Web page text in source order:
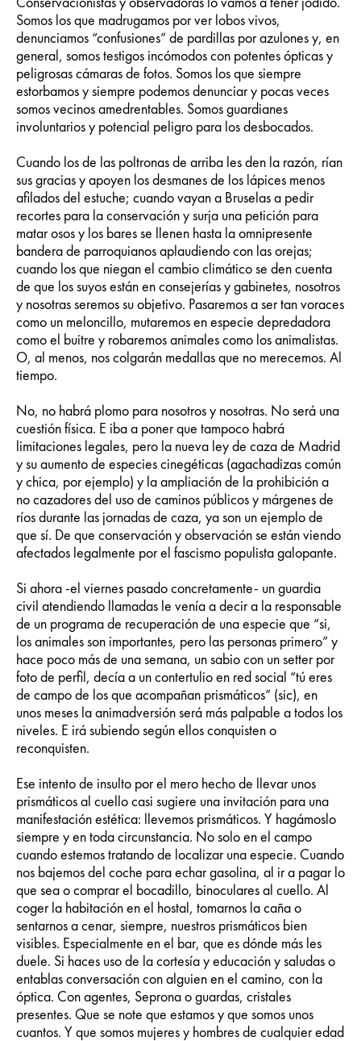
Conservacionistas y observadoras lo vamos a tener jodido.
Somos los que madrugamos por ver lobos vivos,
denunciamos “confusiones” de pardillas por azulones y, en
general, somos testigos incómodos con potentes ópticas y
peligrosas cámaras de fotos. Somos los que siempre
estorbamos y siempre podemos denunciar y pocas veces
somos vecinos amedrentables. Somos guardianes
involuntarios y potencial peligro para los desbocados.
Cuando los de las poltronas de arriba les den la razón, rían
sus gracias y apoyen los desmanes de los lápices menos
afilados del estuche; cuando vayan a Bruselas a pedir
recortes para la conservación y surja una petición para
matar osos y los bares se llenen hasta la omnipresente
bandera de parroquianos aplaudiendo con las orejas;
cuando los que niegan el cambio climático se den cuenta
de que los suyos están en consejerías y gabinetes, nosotros
y nosotras seremos su objetivo. Pasaremos a ser tan voraces
como un meloncillo, mutaremos en especie depredadora
como el buitre y robaremos animales como los animalistas.
O, al menos, nos colgarán medallas que no merecemos. Al
tiempo.
No, no habrá plomo para nosotros y nosotras. No será una
cuestión física. E iba a poner que tampoco habrá
limitaciones legales, pero la nueva ley de caza de Madrid
y su aumento de especies cinegéticas (agachadizas común
y chica, por ejemplo) y la ampliación de la prohibición a
no cazadores del uso de caminos públicos y márgenes de
ríos durante las jornadas de caza, ya son un ejemplo de
que sí. De que conservación y observación se están viendo
afectados legalmente por el fascismo populista galopante.
Si ahora -el viernes pasado concretamente- un guardia
civil atendiendo llamadas le venía a decir a la responsable
de un programa de recuperación de una especie que “si,
los animales son importantes, pero las personas primero” y
hace poco más de una semana, un sabio con un setter por
foto de perfil, decía a un contertulio en red social “tú eres
de campo de los que acompañan prismáticos” (sic), en
unos meses la animadversión será más palpable a todos los
niveles. E irá subiendo según ellos conquisten o
reconquisten.
Ese intento de insulto por el mero hecho de llevar unos
prismáticos al cuello casi sugiere una invitación para una
manifestación estética: llevemos prismáticos. Y hagámoslo
siempre y en toda circunstancia. No solo en el campo
cuando estemos tratando de localizar una especie. Cuando
nos bajemos del coche para echar gasolina, al ir a pagar lo
que sea o comprar el bocadillo, binoculares al cuello. Al
coger la habitación en el hostal, tomarnos la caña o
sentarnos a cenar, siempre, nuestros prismáticos bien
visibles. Especialmente en el bar, que es dónde más les
duele. Si haces uso de la cortesía y educación y saludas o
entablas conversación con alguien en el camino, con la
óptica. Con agentes, Seprona o guardas, cristales
presentes. Que se note que estamos y que somos unos
cuantos. Y que somos mujeres y hombres de cualquier edad